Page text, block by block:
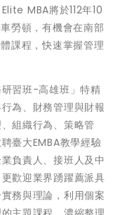
MBA將於112年10
勞頓，有機會在南部
課程，快速掌握管理
習班-高雄班」特精
為、財務管理與財報
組織行為、策略管
臺大EMBA教學經驗
負責人、接班人及中
歡迎業界踴躍薦派具
務與理論，利用個案